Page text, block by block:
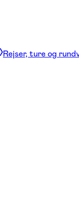
Rejser, ture og